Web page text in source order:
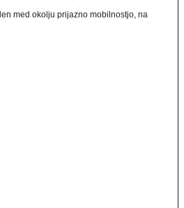
med okolju prijazno mobilnostjo, na